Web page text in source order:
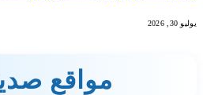
يوليو 30, 2026
مواقع